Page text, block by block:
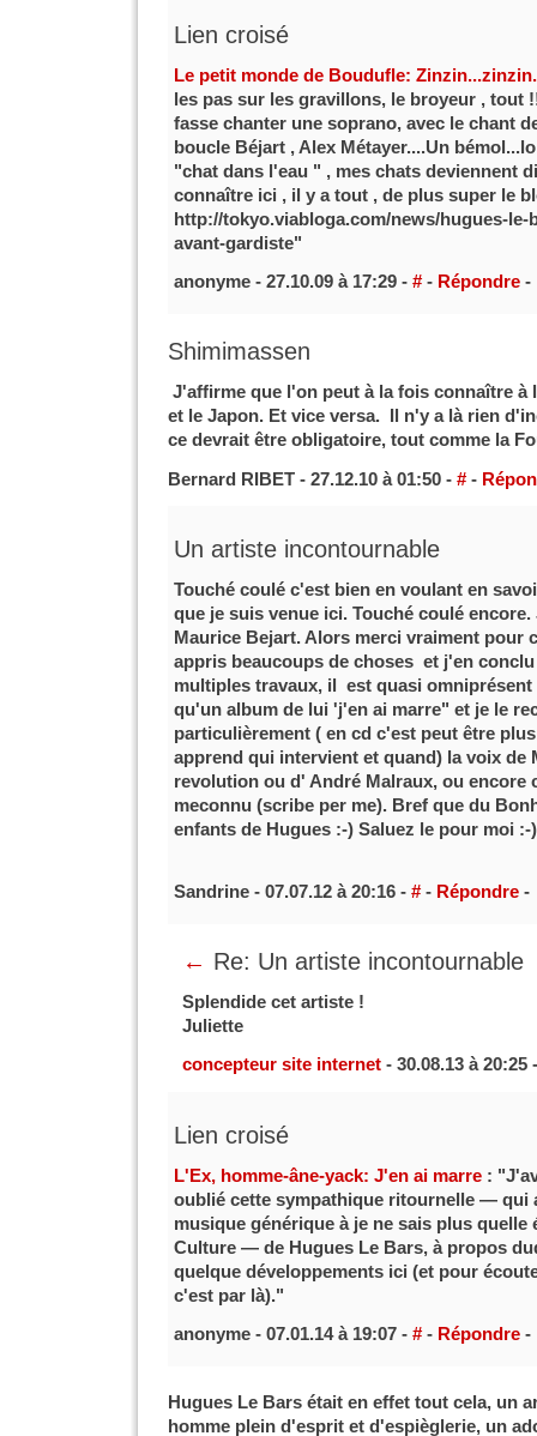
Lien croisé
Le petit monde de Boudufle:
les pas sur les gravillons, le broyeur , tout
fasse chanter une soprano, avec le chant
boucle Béjart , Alex Métayer....Un
"chat dans l'eau " , mes chats deviennent
connaître ici , il y a tout , de plus super le
http://tokyo.viabloga.com/news/hugues-le-
avant-gardiste"
anonyme - 27.10.09 à 17:29 - #- Répondre-
Shimimassen
J'affirme que l'on peut à la fois connaître à
et le Japon. Et vice versa. Il n'y a là rien
ce devrait être obligatoire, tout comme la
Bernard RIBET - 27.12.10 à 01:50 - #-
Un artiste incontournable
Touché coulé c'est bien en voulant en
que je suis venue ici. Touché coulé
Maurice Bejart. Alors merci vraiment pour
appris beaucoups de choses et j'en
multiples travaux, il est quasi omniprésent
qu'un album de lui 'j'en ai marre" et je le
particulièrement ( en cd c'est peut être
apprend qui intervient et quand) la voix de
revolution ou d' André Malraux, ou encore
meconnu (scribe per me). Bref que du
enfants de Hugues :-) Saluez le pour moi :-)
Sandrine - 07.07.12 à 20:16 - #- Répondre-
← Re: Un artiste incontournable
Splendide cet artiste !
Juliette
concepteur site internet- 30.08.13 à 20:25
Lien croisé
L'Ex, homme-âne-yack: J'en ai marre:
oublié cette sympathique ritournelle — qui
musique générique à je ne sais plus quelle
Culture — de Hugues Le Bars, à propos
quelque développements ici (et pour
c'est par là)."
anonyme - 07.01.14 à 19:07 - #- Répondre-
Hugues Le Bars était en effet tout cela, un
homme plein d'esprit et d'espièglerie, un